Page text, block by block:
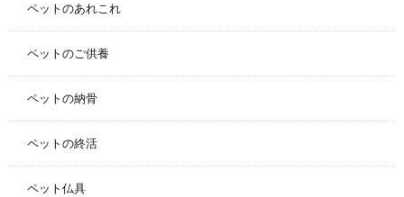
ペットのあれこれ
ペットのご供養
ペットの納骨
ペットの終活
ペット仏具